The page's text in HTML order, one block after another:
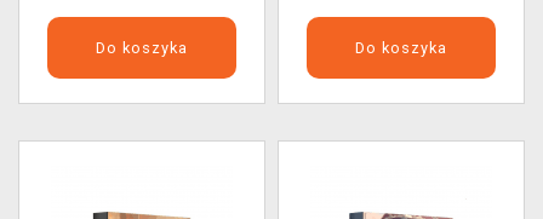
Do koszyka Do koszyka